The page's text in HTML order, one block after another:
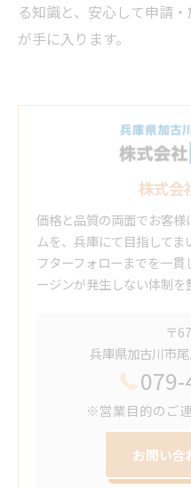
る知識と、安心して申請
が手に入ります。
株式会
価格と品質の両面でお客
ムを、兵庫にて目指して
フターフォローまでを一
ージンが発生しない体制を
〒
兵庫県加古川市
※営業目的のご
お問い合